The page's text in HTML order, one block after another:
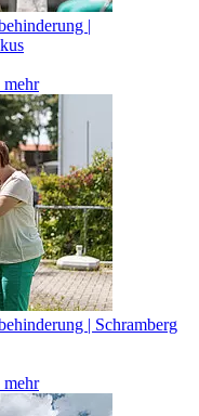
|
mehr
| Schramberg
mehr